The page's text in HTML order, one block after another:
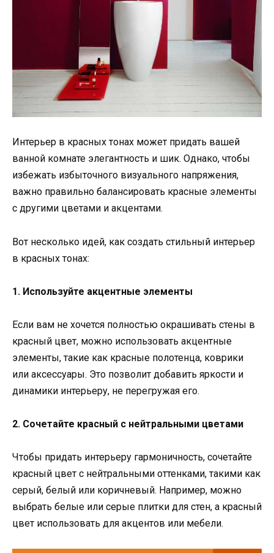
Интерьер в красных тонах может придать вашей
ванной комнате элегантность и шик. Однако, чтобы
избежать избыточного визуального напряжения,
важно правильно балансировать красные элементы
с другими цветами и акцентами.
Вот несколько идей, как создать стильный интерьер
в красных тонах:
1. Используйте акцентные элементы
Если вам не хочется полностью окрашивать стены в
красный цвет, можно использовать акцентные
элементы, такие как красные полотенца, коврики
или аксессуары. Это позволит добавить яркости и
динамики интерьеру, не перегружая его.
2. Сочетайте красный с нейтральными цветами
Чтобы придать интерьеру гармоничность, сочетайте
красный цвет с нейтральными оттенками, такими как
серый, белый или коричневый. Например, можно
выбрать белые или серые плитки для стен, а красный
цвет использовать для акцентов или мебели.